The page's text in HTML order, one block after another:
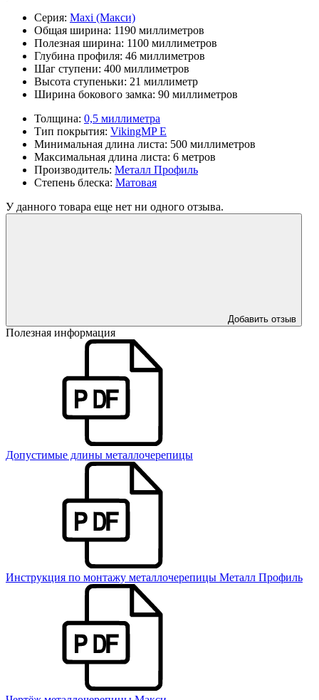
Серия: Maxi (Макси)
Общая ширина: 1190 миллиметров
Полезная ширина: 1100 миллиметров
Глубина профиля: 46 миллиметров
Шаг ступени: 400 миллиметров
Высота ступеньки: 21 миллиметр
Ширина бокового замка: 90 миллиметров
Толщина: 0,5 миллиметра
Тип покрытия: VikingMP E
Минимальная длина листа: 500 миллиметров
Максимальная длина листа: 6 метров
Производитель: Металл Профиль
Степень блеска: Матовая
У данного товара еще нет ни одного отзыва.
Добавить отзыв
Полезная информация
Допустимые длины металлочерепицы
Инструкция по монтажу металлочерепицы Металл Профиль